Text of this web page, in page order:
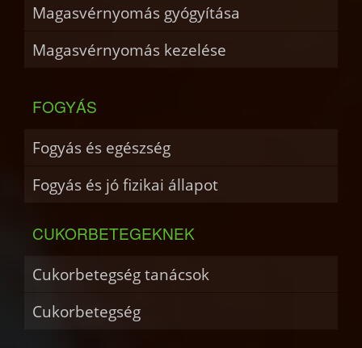
Magasvérnyomás gyógyítása
Magasvérnyomás kezelése
FOGYÁS
Fogyás és egészség
Fogyás és jó fizikai állapot
CUKORBETEGEKNEK
Cukorbetegség tanácsok
Cukorbetegség